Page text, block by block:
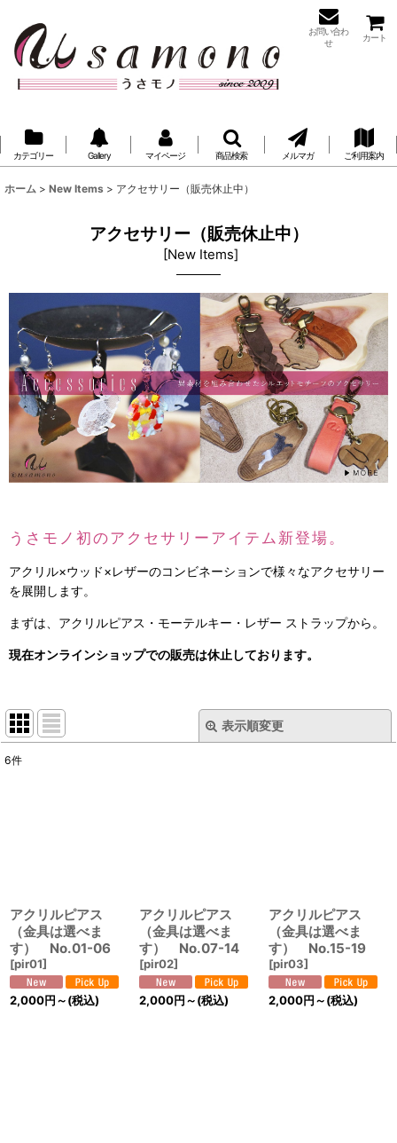
お問い合わ
せ
カート
カテゴリー Gallery マイページ 商品検索 メルマガ ご利用案内
ホーム > New Items > アクセサリー（販売休止中）
アクセサリー（販売休止中）
[New Items]
うさモノ初のアクセサリーアイテム新登場。
アクリル×ウッド×レザーのコンビネーションで様々なアクセサリー
を展開します。
まずは、アクリルピアス・モーテルキー・レザー ストラップから。
現在オンラインショップでの販売は休止しております。
表示順変更
6件
アクリルピアス
（金具は選べま
す） No.01-06
[pir01]
2,000円～(税込)
アクリルピアス
（金具は選べま
す） No.07-14
[pir02]
2,000円～(税込)
アクリルピアス
（金具は選べま
す） No.15-19
[pir03]
2,000円～(税込)